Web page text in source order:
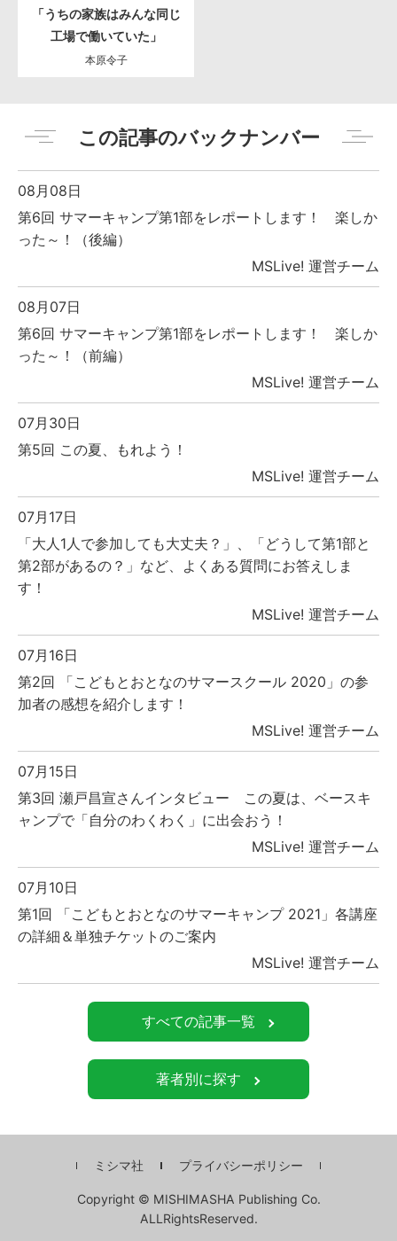
「うちの家族はみんな同じ
工場で働いていた」
本原令子
この記事のバックナンバー
08月08日
第6回 サマーキャンプ第1部をレポートします！ 楽しか
った～！（後編）
MSLive! 運営チーム
08月07日
第6回 サマーキャンプ第1部をレポートします！ 楽しか
った～！（前編）
MSLive! 運営チーム
07月30日
第5回 この夏、もれよう！
MSLive! 運営チーム
07月17日
「大人1人で参加しても大丈夫？」、「どうして第1部と
第2部があるの？」など、よくある質問にお答えしま
す！
MSLive! 運営チーム
07月16日
第2回 「こどもとおとなのサマースクール 2020」の参
加者の感想を紹介します！
MSLive! 運営チーム
07月15日
第3回 瀬戸昌宣さんインタビュー この夏は、ベースキ
ャンプで「自分のわくわく」に出会おう！
MSLive! 運営チーム
07月10日
第1回 「こどもとおとなのサマーキャンプ 2021」各講座
の詳細＆単独チケットのご案内
MSLive! 運営チーム
すべての記事一覧
著者別に探す
ミシマ社 プライバシーポリシー
Copyright © MISHIMASHA Publishing Co.
ALLRightsReserved.